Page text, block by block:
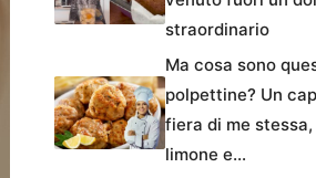
straordinario
Ma cosa sono
polpettine? Un
fiera di me
limone e…